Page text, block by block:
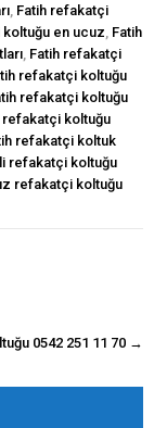
Fatih refakatçi
en ucuz Fatih
Fatih refakatçi
refakatçi koltuğu
refakatçi koltuğu
refakatçi koltuğu
refakatçi koltuk
refakatçi koltuğu
refakatçi koltuğu
0542 251 11 70 →